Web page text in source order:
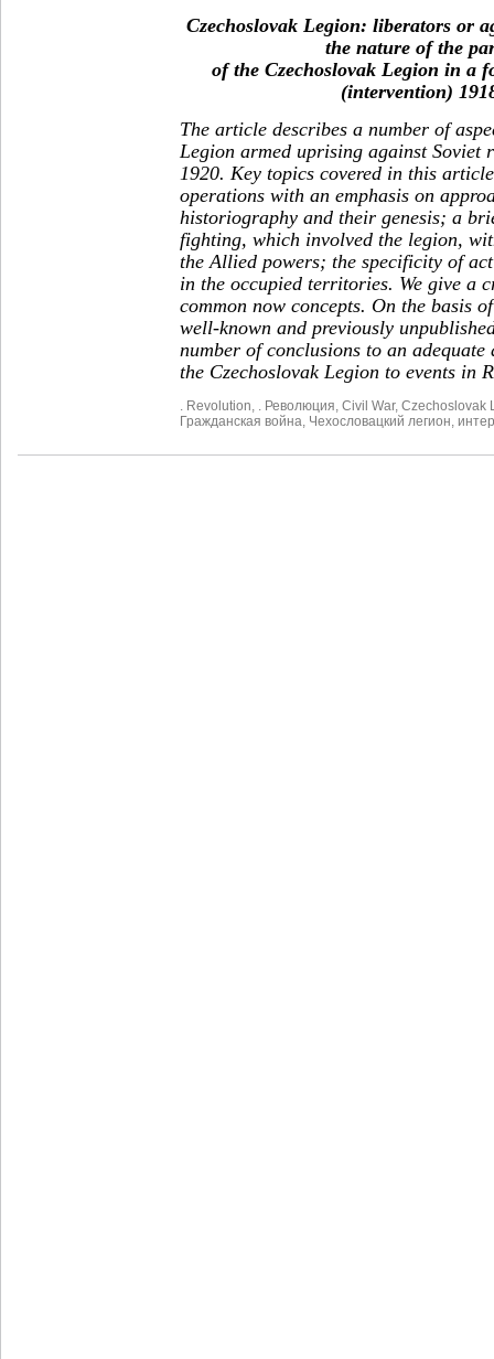
Czechoslovak Legion: liberators or
the nature of the
of the Czechoslovak Legion in a
(intervention)
The article describes a number of
Legion armed uprising against
1920. Key topics covered in this
operations with an emphasis on
historiography and their genesis; a
fighting, which involved the legion,
the Allied powers; the specificity of
in the occupied territories. We give a
common now concepts. On the basis
well-known and previously
number of conclusions to an adequate
the Czechoslovak Legion to events in
. Revolution . Революция Civil War, Czechoslovak
Гражданская война Чехословацкий легион